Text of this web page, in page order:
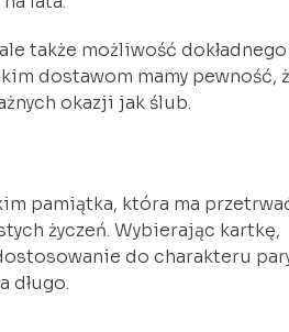
także możliwość dokładnego
dostawom mamy pewność,
okazji jak ślub.
pamiątka, która ma
życzeń. Wybierając kartkę,
do charakteru
długo.